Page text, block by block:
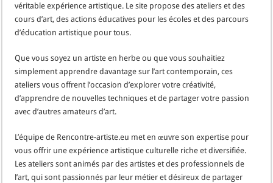
véritable expérience artistique. Le site propose des ateliers et des
cours d’art, des actions éducatives pour les écoles et des parcours
d’éducation artistique pour tous.
Que vous soyez un artiste en herbe ou que vous souhaitiez
simplement apprendre davantage sur l’art contemporain, ces
ateliers vous offrent l’occasion d’explorer votre créativité,
d’apprendre de nouvelles techniques et de partager votre passion
avec d’autres amateurs d’art.
L’équipe de Rencontre-artiste.eu met en œuvre son expertise pour
vous offrir une expérience artistique culturelle riche et diversifiée.
Les ateliers sont animés par des artistes et des professionnels de
l’art, qui sont passionnés par leur métier et désireux de partager